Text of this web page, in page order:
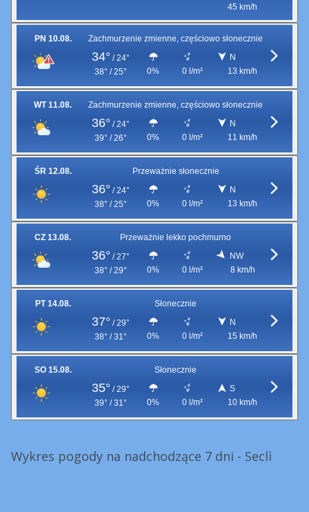
45 km/h
PN 10.08. Zachmurzenie zmienne, częściowo słonecznie
34° / 24°
38° / 25°
0% 0 l/m²
N
13 km/h
WT 11.08. Zachmurzenie zmienne, częściowo słonecznie
36° / 24°
39° / 26°
0% 0 l/m²
N
11 km/h
ŚR 12.08. Przeważnie słonecznie
36° / 24°
38° / 25°
0% 0 l/m²
N
13 km/h
CZ 13.08. Przeważnie lekko pochmurno
36° / 27°
38° / 29°
0% 0 l/m²
NW
8 km/h
PT 14.08. Słonecznie
37° / 29°
38° / 31°
0% 0 l/m²
N
15 km/h
SO 15.08. Słonecznie
35° / 29°
39° / 31°
0% 0 l/m²
S
10 km/h
Wykres pogody na nadchodzące 7 dni - Seclì